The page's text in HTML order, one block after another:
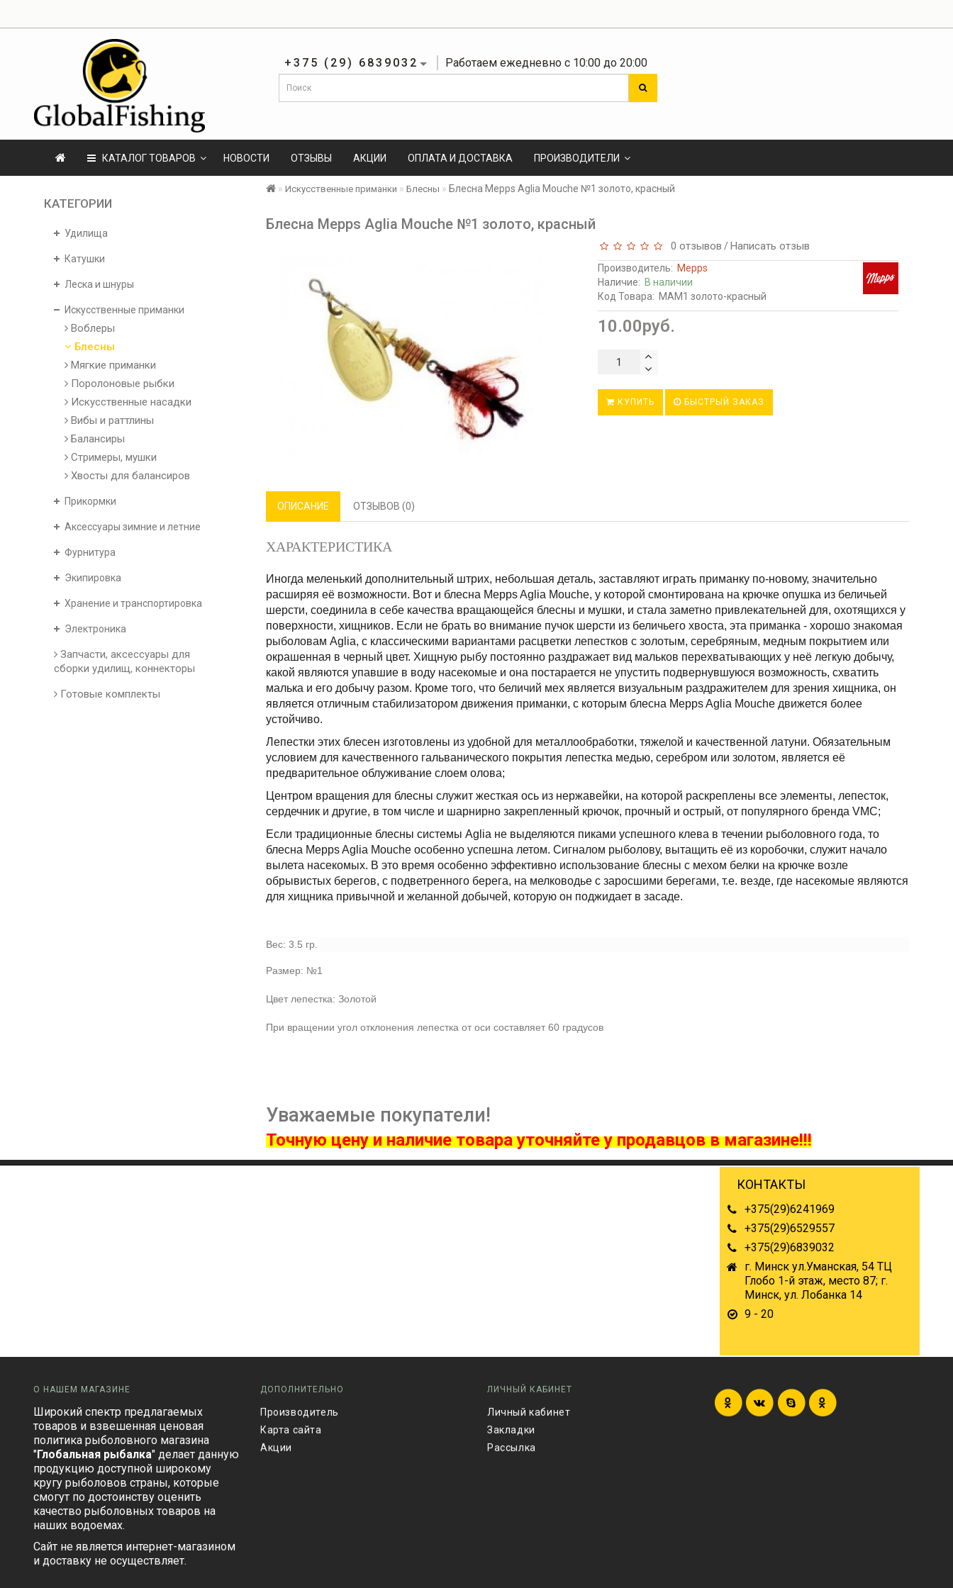
+375 (29) 6839032 Работаем ежедневно с 10:00 до 20:00
КАТАЛОГ ТОВАРОВ НОВОСТИ ОТЗЫВЫ АКЦИИ ОПЛАТА И ДОСТАВКА ПРОИЗВОДИТЕЛИ
КАТЕГОРИИ
Удилища
Катушки
Леска и шнуры
Искусственные приманки
Воблеры
Блесны
Мягкие приманки
Поролоновые рыбки
Искусственные насадки
Вибы и раттлины
Балансиры
Стримеры, мушки
Хвосты для балансиров
Прикормки
Аксессуары зимние и летние
Фурнитура
Экипировка
Хранение и транспортировка
Электроника
Запчасти, аксессуары для
сборки удилищ, коннекторы
Готовые комплекты
Искусственные приманки Блесны Блесна Mepps Aglia Mouche №1 золото, красный
Блесна Mepps Aglia Mouche №1 золото, красный
0 отзывов / Написать отзыв
Производитель: Mepps
Наличие: В наличии
Код Товара: MAM1 золото-красный
10.00руб.
КУПИТЬ БЫСТРЫЙ ЗАКАЗ
ОПИСАНИЕ ОТЗЫВОВ (0)
ХАРАКТЕРИСТИКА
Иногда меленький дополнительный штрих, небольшая деталь, заставляют играть приманку по-новому, значительно
расширяя её возможности. Вот и блесна Mepps Aglia Mouche, у которой смонтирована на крючке опушка из беличьей
шерсти, соединила в себе качества вращающейся блесны и мушки, и стала заметно привлекательней для, охотящихся у
поверхности, хищников. Если не брать во внимание пучок шерсти из беличьего хвоста, эта приманка - хорошо знакомая
рыболовам Aglia, с классическими вариантами расцветки лепестков с золотым, серебряным, медным покрытием или
окрашенная в черный цвет. Хищную рыбу постоянно раздражает вид мальков перехватывающих у неё легкую добычу,
какой являются упавшие в воду насекомые и она постарается не упустить подвернувшуюся возможность, схватить
малька и его добычу разом. Кроме того, что беличий мех является визуальным раздражителем для зрения хищника, он
является отличным стабилизатором движения приманки, с которым блесна Mepps Aglia Mouche движется более
устойчиво.
Лепестки этих блесен изготовлены из удобной для металлообработки, тяжелой и качественной латуни. Обязательным
условием для качественного гальванического покрытия лепестка медью, серебром или золотом, является её
предварительное облуживание слоем олова;
Центром вращения для блесны служит жесткая ось из нержавейки, на которой раскреплены все элементы, лепесток,
сердечник и другие, в том числе и шарнирно закрепленный крючок, прочный и острый, от популярного бренда VMC;
Если традиционные блесны системы Aglia не выделяются пиками успешного клева в течении рыболовного года, то
блесна Mepps Aglia Mouche особенно успешна летом. Сигналом рыболову, вытащить её из коробочки, служит начало
вылета насекомых. В это время особенно эффективно использование блесны с мехом белки на крючке возле
обрывистых берегов, с подветренного берега, на мелководье с заросшими берегами, т.е. везде, где насекомые являются
для хищника привычной и желанной добычей, которую он поджидает в засаде.
Вес: 3.5 гр.
Размер: №1
Цвет лепестка: Золотой
При вращении угол отклонения лепестка от оси составляет 60 градусов
Уважаемые покупатели!
Точную цену и наличие товара уточняйте у продавцов в магазине!!!
КОНТАКТЫ
+375(29)6241969
+375(29)6529557
+375(29)6839032
г. Минск ул.Уманская, 54 ТЦ
Глобо 1-й этаж, место 87; г.
Минск, ул. Лобанка 14
9 - 20
О НАШЕМ МАГАЗИНЕ
Широкий спектр предлагаемых
товаров и взвешенная ценовая
политика рыболовного магазина
"Глобальная рыбалка" делает данную
продукцию доступной широкому
кругу рыболовов страны, которые
смогут по достоинству оценить
качество рыболовных товаров на
наших водоемах.
Сайт не является интернет-магазином
и доставку не осуществляет.
ДОПОЛНИТЕЛЬНО
Производитель
Карта сайта
Акции
ЛИЧНЫЙ КАБИНЕТ
Личный кабинет
Закладки
Рассылка